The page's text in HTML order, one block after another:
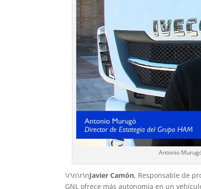
Antonio
\r\n\r\nJavier Camón, Responsable de
GNL ofrece más autonomía en un